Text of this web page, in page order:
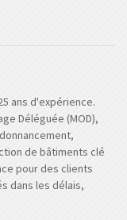
ans d'expérience.
Déléguée (MOD),
de bâtiments clé
pour des clients
dans les délais,